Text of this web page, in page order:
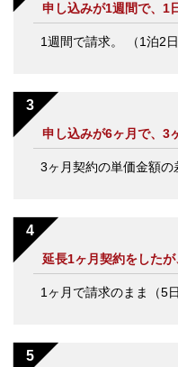
申し込みが1週間で、1
1週間で請求。 （1泊2
申し込みが6ヶ月で、3
3ヶ月契約の単価金額の
延長1ヶ月契約をした
1ヶ月で請求のまま（5